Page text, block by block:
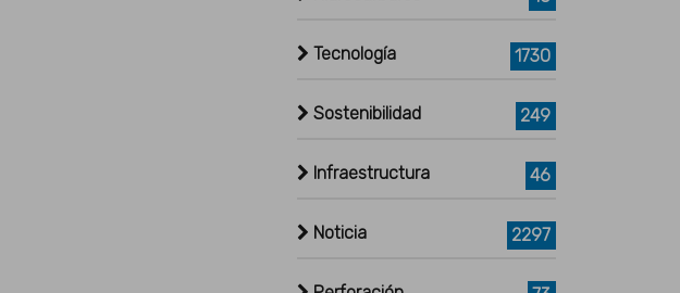
Tecnología 1730
Sostenibilidad 249
Infraestructura 46
Noticia 2297